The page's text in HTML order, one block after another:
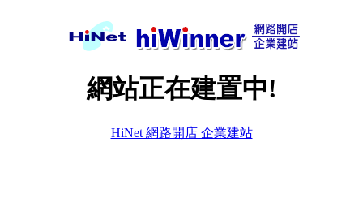
網站正在建置中!
HiNet 網路開店 企業建站